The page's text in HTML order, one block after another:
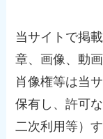
当サイトで掲
章、画像、動
肖像権等は当
保有し、許可
二次利用等）